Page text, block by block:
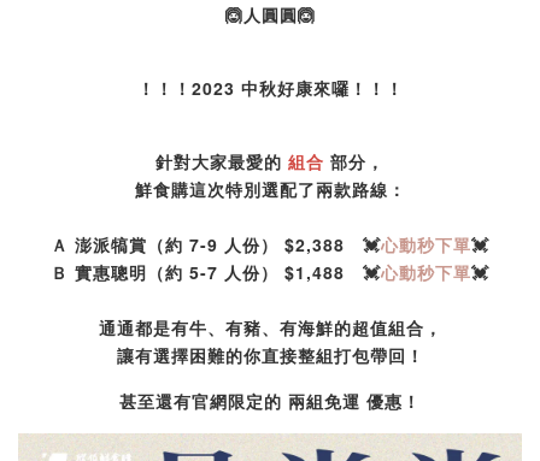
🙆人圓圓🙆
！！！2023 中秋好康來囉！！！
針對大家最愛的 組合 部分，
鮮食購這次特別選配了兩款路線：
Ａ 澎派犒賞（約 7-9 人份） $2,388 💓心動秒下單💓
Ｂ 實惠聰明（約 5-7 人份） $1,488 💓心動秒下單💓
通通都是有牛、有豬、有海鮮的超值組合，
讓有選擇困難的你直接整組打包帶回！
甚至還有官網限定的 兩組免運 優惠！